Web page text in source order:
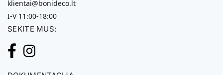
klientai@bonideco.lt
I-V 11:00-18:00
SEKITE MUS: